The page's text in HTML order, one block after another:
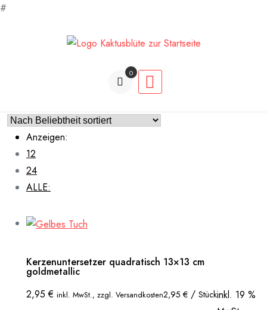
#
0
Anzeigen:
12
24
ALLE:
Kerzenuntersetzer quadratisch 13×13 cm
goldmetallic
2,95€ inkl. MwSt., zzgl. Versandkosten2,95 € / Stückinkl. 19 %